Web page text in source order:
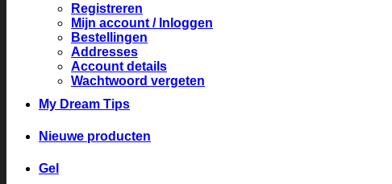
Registreren
Mijn account / Inloggen
Bestellingen
Addresses
Account details
Wachtwoord vergeten
My Dream Tips
Nieuwe producten
Gel